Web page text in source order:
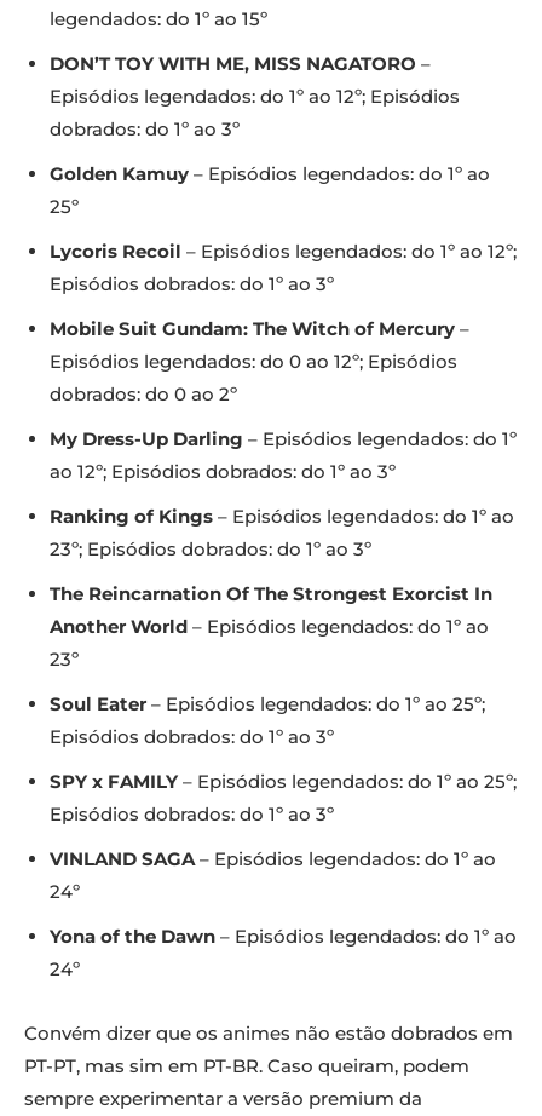
legendados: do 1º ao 15º
DON’T TOY WITH ME, MISS NAGATORO –
Episódios legendados: do 1º ao 12º; Episódios
dobrados: do 1º ao 3º
Golden Kamuy – Episódios legendados: do 1º ao
25º
Lycoris Recoil – Episódios legendados: do 1º ao 12º;
Episódios dobrados: do 1º ao 3º
Mobile Suit Gundam: The Witch of Mercury –
Episódios legendados: do 0 ao 12º; Episódios
dobrados: do 0 ao 2º
My Dress-Up Darling – Episódios legendados: do 1º
ao 12º; Episódios dobrados: do 1º ao 3º
Ranking of Kings – Episódios legendados: do 1º ao
23º; Episódios dobrados: do 1º ao 3º
The Reincarnation Of The Strongest Exorcist In
Another World – Episódios legendados: do 1º ao
23º
Soul Eater – Episódios legendados: do 1º ao 25º;
Episódios dobrados: do 1º ao 3º
SPY x FAMILY – Episódios legendados: do 1º ao 25º;
Episódios dobrados: do 1º ao 3º
VINLAND SAGA– Episódios legendados: do 1º ao
24º
Yona of the Dawn – Episódios legendados: do 1º ao
24º
Convém dizer que os animes não estão dobrados em
PT-PT, mas sim em PT-BR. Caso queiram, podem
sempre experimentar a versão premium da